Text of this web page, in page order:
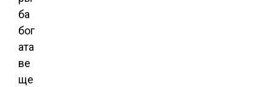
ба
бог
ата
ве
ще